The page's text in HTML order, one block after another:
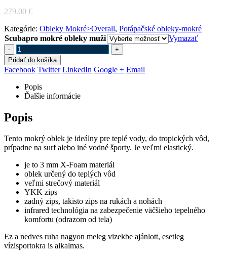
279.00 €
Kategórie: Obleky Mokré>Overall, Potápačské obleky-mokré
Scubapro mokré obleky muži
Vymazať
-
+
Pridať do košíka
Facebook Twitter LinkedIn Google + Email
Popis
Ďalšie informácie
Popis
Tento mokrý oblek je ideálny pre teplé vody, do tropických vôd,
prípadne na surf alebo iné vodné športy. Je veľmi elastický.
je to 3 mm X-Foam materiál
oblek určený do teplých vôd
veľmi strečový materiál
YKK zips
zadný zips, takisto zips na rukách a nohách
infrared technológia na zabezpečenie väčšieho tepelného
komfortu (odrazom od tela)
Ez a nedves ruha nagyon meleg vizekbe ajánlott, esetleg
vízisportokra is alkalmas.